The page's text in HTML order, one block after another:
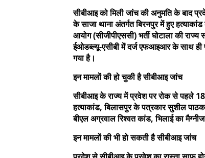
सीबीआइ को मिली जांच की अनुमति के बाद
के साजा थाना अंतर्गत बिरनपुर में हुए
आयोग (सीजीपीएससी) भर्ती घोटाला की
ईओडब्ल्यू-एसीबी में दर्ज एफआइआर के साथ
गया है।
इन मामलों की हो चुकी है सीबीआइ जांच
सीबीआइ के राज्य में प्रवेश पर रोक से पहले
हत्याकांड, बिलासपुर के पत्रकार सुशील
बीएल अग्रवाल रिश्वत कांड, भिलाई का
इन मामलों की भी हो सकती है सीबीआइ जांच